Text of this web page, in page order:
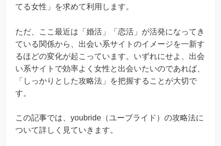
てる女性」を求めて利用します。
ただ、ここ最近は「婚活」「恋活」が活発になってき
ている関係から、出会い系サイトのイメージを一新す
るほどの変化が起こっています。いずれにせよ、出会
い系サイトで効率よく女性と出会いたいのであれば、
「しっかりとした攻略法」を把握することが大切で
す。
この記事では、youbride（ユーブライド）の攻略法に
ついて詳しく見ていきます。